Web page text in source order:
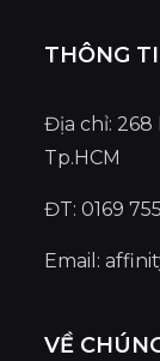
THÔNG
Địa chỉ: 268
Tp.HCM
ĐT: 0169
Email:
VỀ